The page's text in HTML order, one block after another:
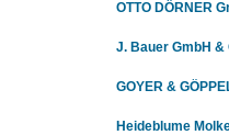
OTTO DÖRNER
J. Bauer GmbH &
GOYER &
Heideblume